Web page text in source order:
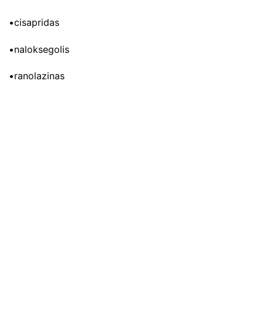
•cisapridas
•naloksegolis
•ranolazinas